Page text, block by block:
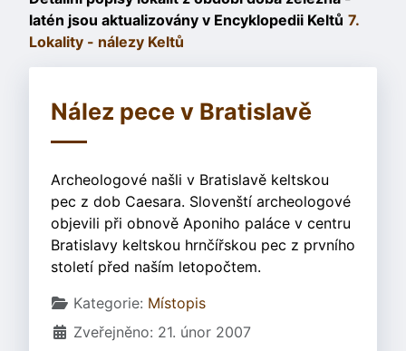
latén jsou aktualizovány v Encyklopedii Keltů 7.
Lokality - nálezy Keltů
Nález pece v Bratislavě
Archeologové našli v Bratislavě keltskou
pec z dob Caesara. Slovenští archeologové
objevili při obnově Aponiho paláce v centru
Bratislavy keltskou hrnčířskou pec z prvního
století před naším letopočtem.
Základní údaje
Kategorie: Místopis
Zveřejněno: 21. únor 2007